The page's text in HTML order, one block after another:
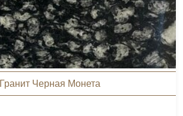
Гранит Черная Монета